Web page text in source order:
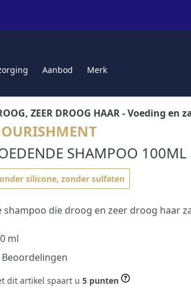
Aanbod Merk
ZEER DROOG HAAR- Voeding en
SHAMPOO 100ML
silicone, zonder sulfaten
shampoo die droog en zeer droog haar
ml
Beoordelingen
dit artikel spaart u 5 punten